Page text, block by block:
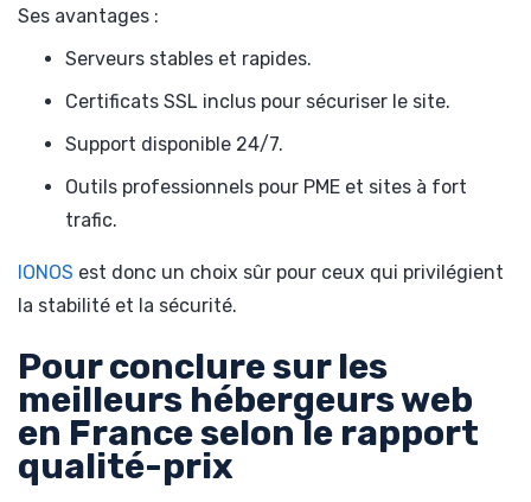
Ses avantages :
Serveurs stables et rapides.
Certificats SSL inclus pour sécuriser le site.
Support disponible 24/7.
Outils professionnels pour PME et sites à fort
trafic.
IONOS est donc un choix sûr pour ceux qui privilégient
la stabilité et la sécurité.
Pour conclure sur les
meilleurs hébergeurs web
en France selon le rapport
qualité-prix